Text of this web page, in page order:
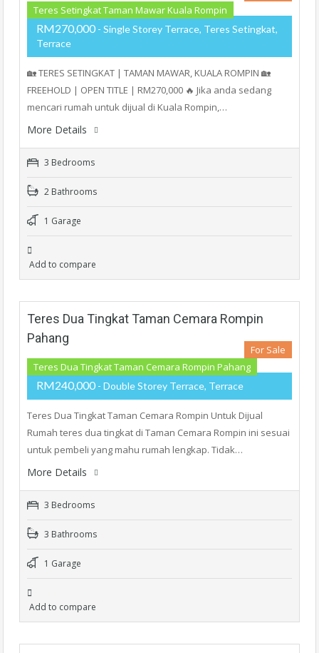
Teres Setingkat Taman Mawar Kuala Rompin
RM270,000 - Single Storey Terrace, Teres Setingkat,
Terrace
🏡 TERES SETINGKAT | TAMAN MAWAR, KUALA ROMPIN 🏡
FREEHOLD | OPEN TITLE | RM270,000 🔥 Jika anda sedang
mencari rumah untuk dijual di Kuala Rompin,…
More Details
3 Bedrooms
2 Bathrooms
1 Garage
Add to compare
Teres Dua Tingkat Taman Cemara Rompin
Pahang
Teres Dua Tingkat Taman Cemara Rompin Pahang
For Sale
RM240,000 - Double Storey Terrace, Terrace
Teres Dua Tingkat Taman Cemara Rompin Untuk Dijual
Rumah teres dua tingkat di Taman Cemara Rompin ini sesuai
untuk pembeli yang mahu rumah lengkap. Tidak…
More Details
3 Bedrooms
3 Bathrooms
1 Garage
Add to compare